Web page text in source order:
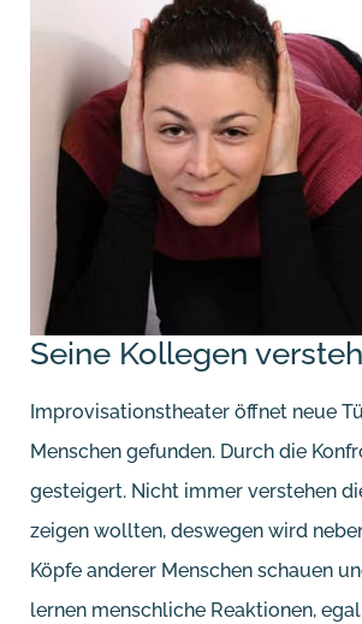
Seine Kollegen
Improvisationstheater öffnet neue
Menschen gefunden. Durch die
gesteigert. Nicht immer verstehen
zeigen wollten, deswegen wird
Köpfe anderer Menschen schauen
lernen menschliche Reaktionen,